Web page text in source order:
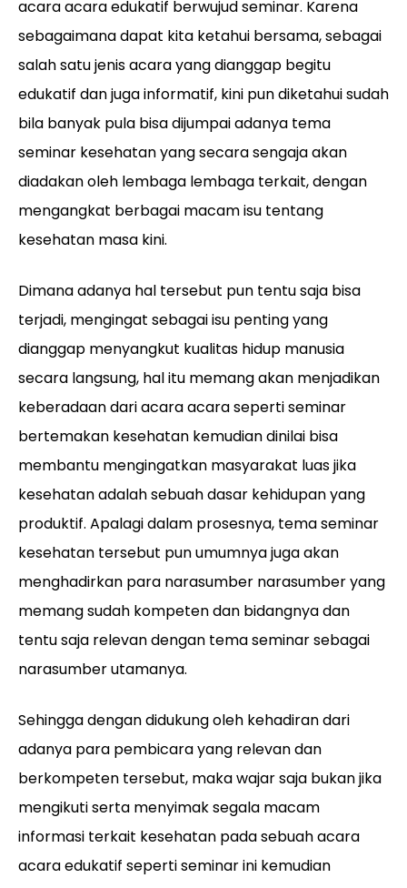
acara acara edukatif berwujud seminar. Karena
sebagaimana dapat kita ketahui bersama, sebagai
salah satu jenis acara yang dianggap begitu
edukatif dan juga informatif, kini pun diketahui sudah
bila banyak pula bisa dijumpai adanya tema
seminar kesehatan yang secara sengaja akan
diadakan oleh lembaga lembaga terkait, dengan
mengangkat berbagai macam isu tentang
kesehatan masa kini.
Dimana adanya hal tersebut pun tentu saja bisa
terjadi, mengingat sebagai isu penting yang
dianggap menyangkut kualitas hidup manusia
secara langsung, hal itu memang akan menjadikan
keberadaan dari acara acara seperti seminar
bertemakan kesehatan kemudian dinilai bisa
membantu mengingatkan masyarakat luas jika
kesehatan adalah sebuah dasar kehidupan yang
produktif. Apalagi dalam prosesnya, tema seminar
kesehatan tersebut pun umumnya juga akan
menghadirkan para narasumber narasumber yang
memang sudah kompeten dan bidangnya dan
tentu saja relevan dengan tema seminar sebagai
narasumber utamanya.
Sehingga dengan didukung oleh kehadiran dari
adanya para pembicara yang relevan dan
berkompeten tersebut, maka wajar saja bukan jika
mengikuti serta menyimak segala macam
informasi terkait kesehatan pada sebuah acara
acara edukatif seperti seminar ini kemudian